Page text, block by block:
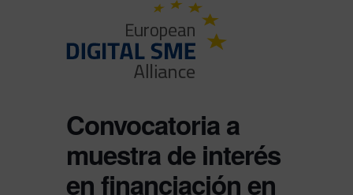
Convocatoria a
muestra de interés
en financiación en